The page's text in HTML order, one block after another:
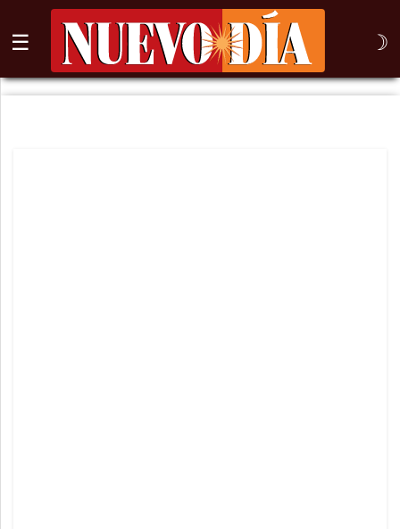
☰ ☽
⌕